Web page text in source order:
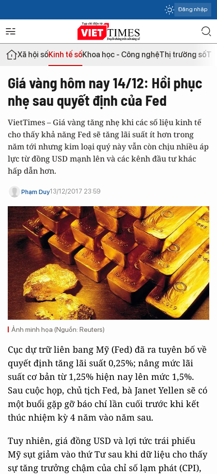
Đăng nhập
Xã hội sốKinh tế sốKhoa học - Công nghệThị trường số
Giá vàng hôm nay 14/12: Hồi phục
nhẹ sau quyết định của Fed
VietTimes – Giá vàng tăng nhẹ khi các số liệu kinh tế
cho thấy khả năng Fed sẽ tăng lãi suất ít hơn trong
năm tới nhưng kim loại quý này vẫn còn chịu nhiều áp
lực từ đồng USD mạnh lên và các kênh đầu tư khác
hấp dẫn hơn.
Phạm Duy13/12/2017 23:59
Ảnh minh họa (Nguồn: Reuters)
Cục dự trữ liên bang Mỹ (Fed) đã ra tuyên bố về
quyết định tăng lãi suất 0,25%; nâng mức lãi
suất cơ bản từ 1,25% hiện nay lên mức 1,5%.
Sau cuộc họp, chủ tịch Fed, bà Janet Yellen sẽ có
một buổi gặp gỡ báo chí lần cuối trước khi kết
thúc nhiệm kỳ 4 năm vào năm sau.
Tuy nhiên, giá đồng USD và lợi tức trái phiếu
Mỹ sụt giảm vào thứ Tư sau khi dữ liệu cho thấy
sự tăng trưởng chậm của chỉ số lạm phát (CPI),